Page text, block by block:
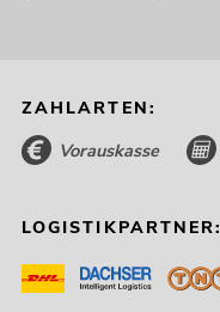
ZAHLARTEN:
Vorauskasse
LOGISTIKPARTNER: